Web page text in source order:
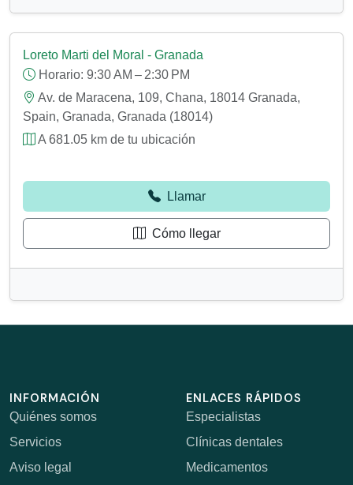
Loreto Marti del Moral - Granada
Horario: 9:30 AM – 2:30 PM
Av. de Maracena, 109, Chana, 18014 Granada,
Spain, Granada, Granada (18014)
A 681.05 km de tu ubicación
Llamar
Cómo llegar
INFORMACIÓN
Quiénes somos
Servicios
Aviso legal
ENLACES RÁPIDOS
Especialistas
Clínicas dentales
Medicamentos